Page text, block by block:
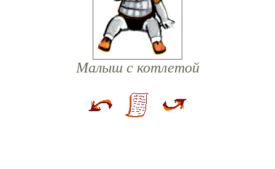
Малыш с котлетой